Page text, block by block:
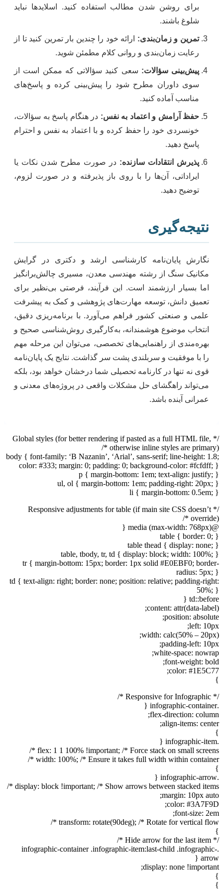
برای روشن شدن مطالب استفاده کنید. اسلایدها نباید
شلوغ باشند.
تمرین و زمان‌بندی: ارائه خود را چندین بار تمرین کنید تا از
رعایت زمان‌بندی و روانی کلام مطمئن شوید.
پیش‌بینی سؤالات: سعی کنید سؤالاتی که ممکن است از
سوی داوران مطرح شود را پیش‌بینی کرده و پاسخ‌های
مناسب آماده کنید.
حفظ آرامش و اعتماد به نفس: در هنگام پاسخ به سؤالات،
خونسردی خود را حفظ کرده و با اعتماد به نفس و احترام
پاسخ دهید.
پذیرش انتقادات سازنده: در صورت مطرح شدن نکات یا
ایراداتی، آن‌ها را با روی باز پذیرفته و در صورت لزوم،
توضیح دهید.
نتیجه‌گیری
نگارش پایان‌نامه کارشناسی ارشد و دکتری در گرایش
مکانیک سنگ از رشته مهندسی معدن، مسیری چالش‌برانگیز
اما بسیار ارزشمند است. این فرآیند، فرصتی بی‌نظیر برای
تعمیق دانش، توسعه مهارت‌های پژوهشی و کمک به پیشرفت
علمی و صنعتی کشور فراهم می‌آورد. با برنامه‌ریزی دقیق،
انتخاب موضوع هوشمندانه، به‌کارگیری روش‌شناسی صحیح و
بهره‌مندی از راهنمایی‌های تخصصی، می‌توان این مرحله مهم
را با موفقیت و سربلندی پشت سر گذاشت. نتایج یک پایان‌نامه
قوی نه تنها در کارنامه تحصیلی شما درخشان خواهد بود، بلکه
می‌تواند راهگشای حل مشکلات واقعی در پروژه‌های معدنی و
عمرانی آینده باشد.
/* Global styles (for better rendering if pasted as a full HTML file,
otherwise inline styles are primary) */
body { font-family: ‘B Nazanin’, ‘Arial’, sans-serif; line-height: 1.8;
color: #333; margin: 0; padding: 0; background-color: #fcfdff; }
p { margin-bottom: 1em; text-align: justify; }
ul, ol { margin-bottom: 1em; padding-right: 20px; }
li { margin-bottom: 0.5em; }
/* Responsive adjustments for table (if main site CSS doesn’t
override) */
@media (max-width: 768px) {
table { border: 0; }
table thead { display: none; }
table, tbody, tr, td { display: block; width: 100%; }
tr { margin-bottom: 15px; border: 1px solid #E0EBF0; border-
radius: 5px; }
td { text-align: right; border: none; position: relative; padding-right:
50%; }
td::before {
content: attr(data-label);
position: absolute;
left: 10px;
width: calc(50% – 20px);
padding-left: 10px;
white-space: nowrap;
font-weight: bold;
color: #1E5C77;
}
/* Responsive for Infographic */
.infographic-container {
flex-direction: column;
align-items: center;
}
.infographic-item {
flex: 1 1 100% !important; /* Force stack on small screens */
width: 100%; /* Ensure it takes full width within container */
}
.infographic-arrow {
display: block !important; /* Show arrows between stacked items */
margin: 10px auto;
color: #3A7F9D;
font-size: 2em;
transform: rotate(90deg); /* Rotate for vertical flow */
}
/* Hide arrow for the last item */
.infographic-container .infographic-item:last-child .infographic-
arrow {
display: none !important;
}
}